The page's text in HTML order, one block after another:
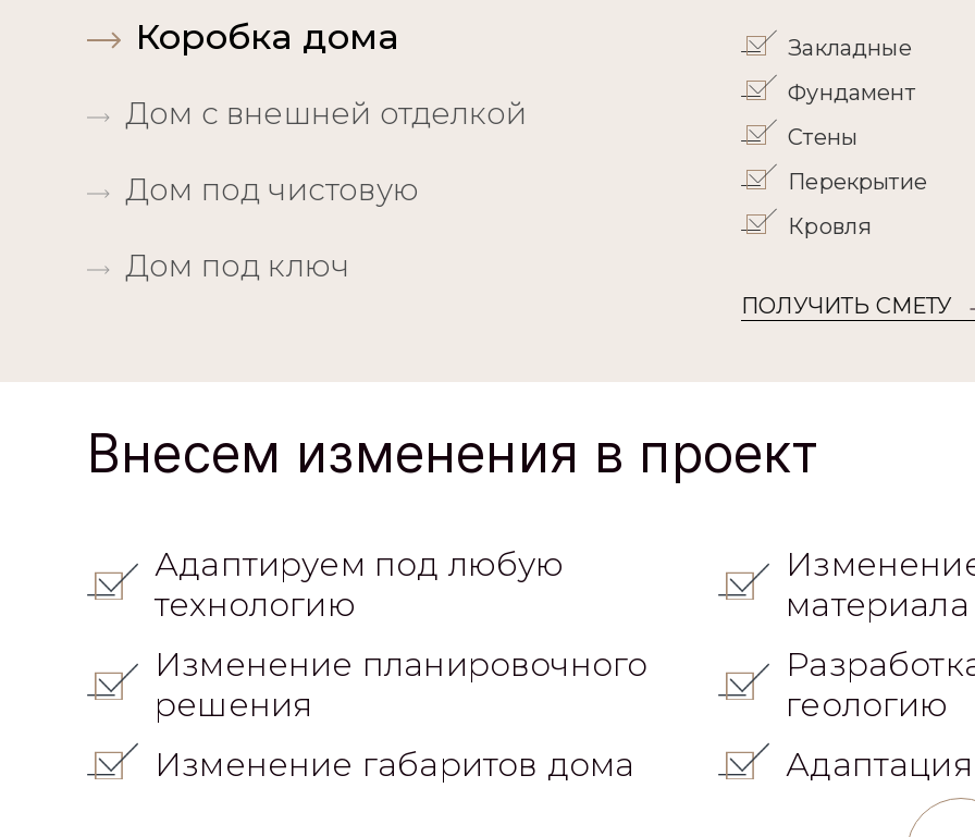
Коробка дома
Дом с внешней отделкой
Дом под чистовую
Дом под ключ
Закладные
Фундамент
Стены
Перекрытие
Кровля
ПОЛУЧИТЬ СМЕТУ
Внесем изменения в проект
Адаптируем под любую
технологию
Изменение планировочного
решения
Изменение габаритов дома
геологию